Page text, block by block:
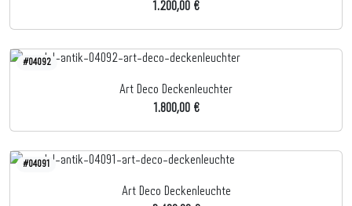
1.200,00 €
#04092
Art Deco Deckenleuchter
1.800,00 €
#04091
Art Deco Deckenleuchte